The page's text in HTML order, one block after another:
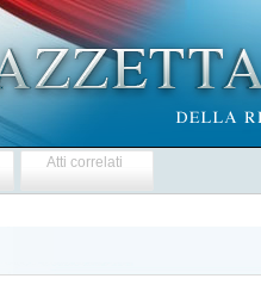
Atti correlati